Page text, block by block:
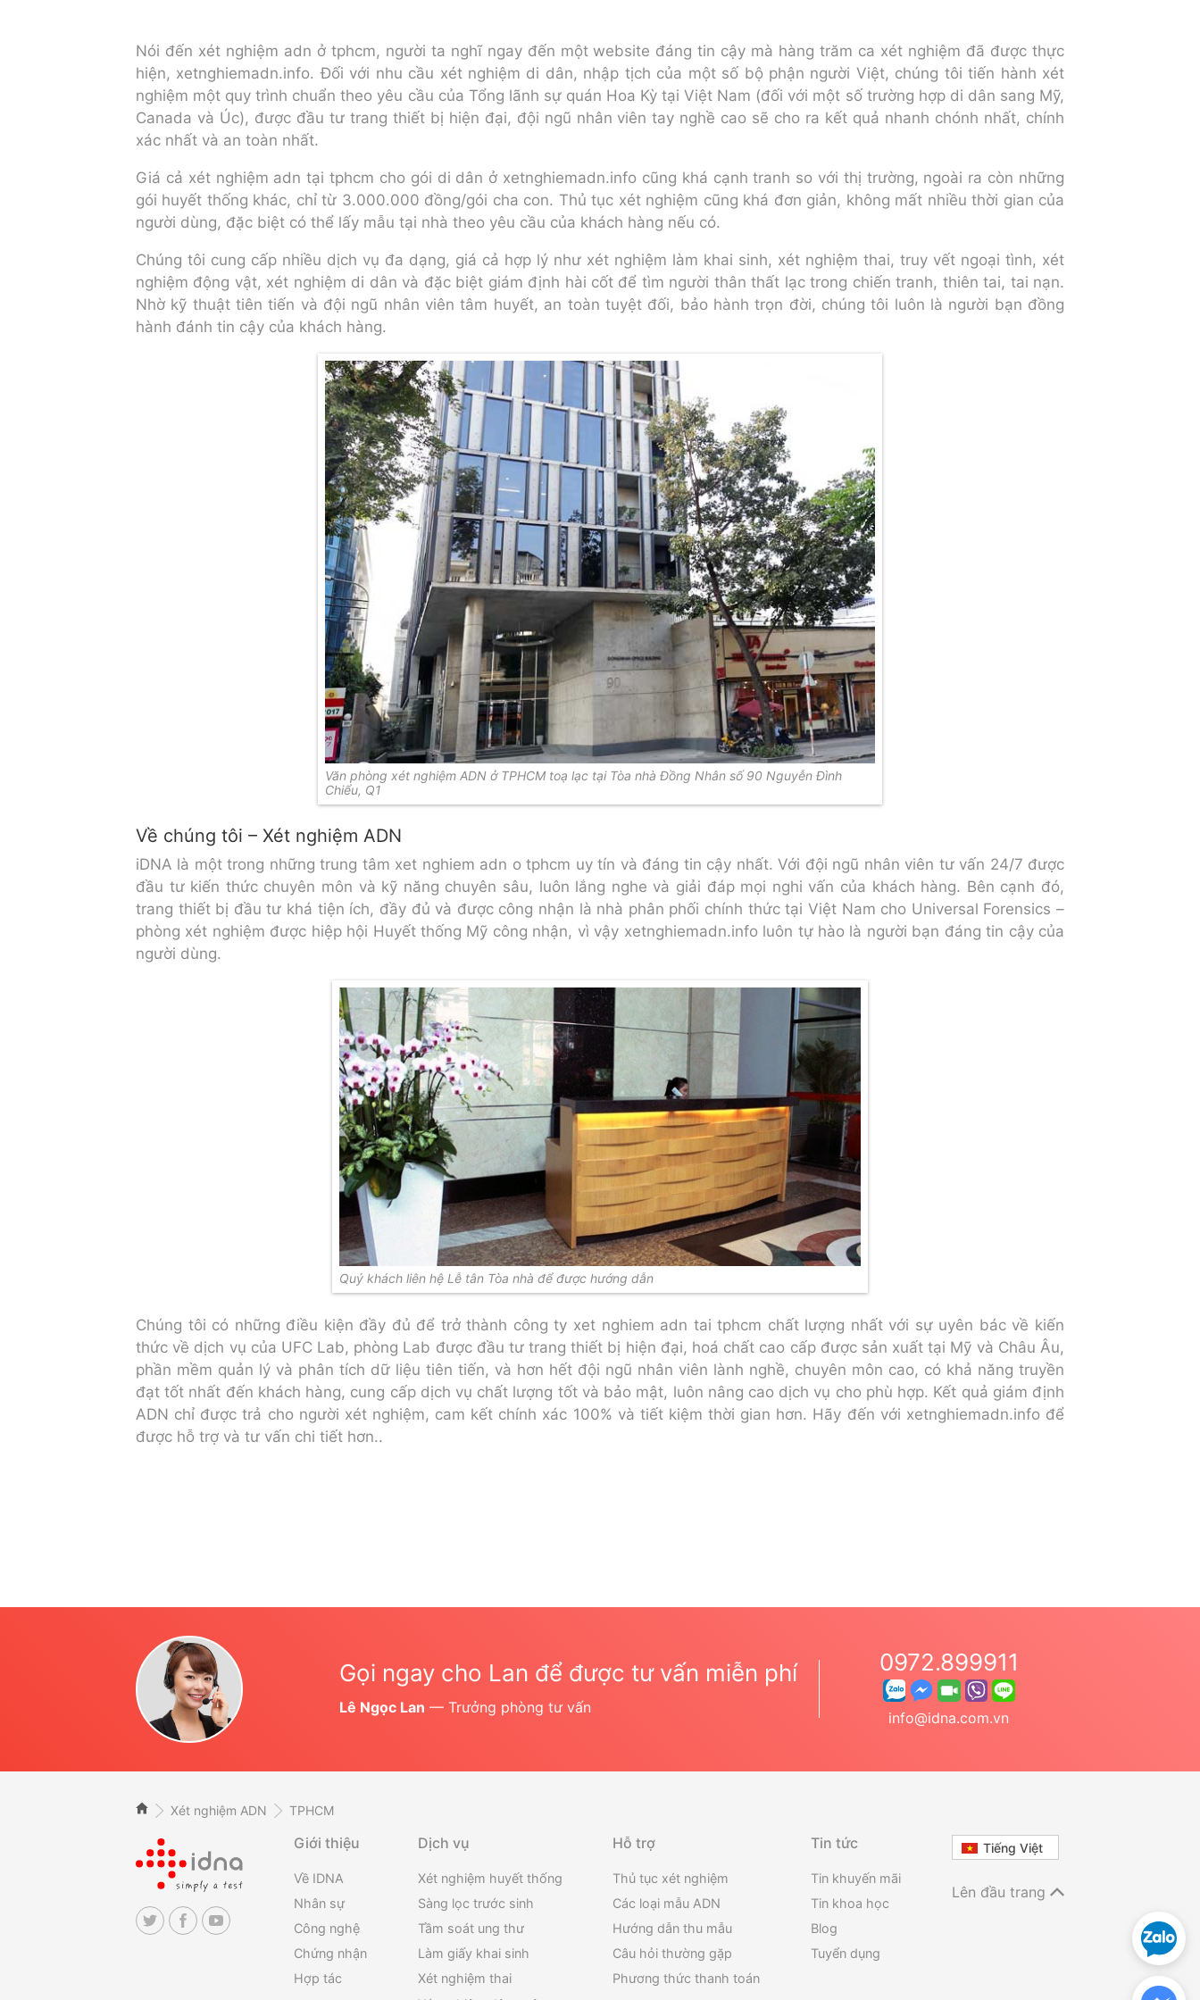
Nói đến xét nghiệm adn ở tphcm, người ta nghĩ ngay đến một website đáng tin cậy mà hàng trăm ca xét nghiệm đã được thực
hiện, xetnghiemadn.info. Đối với nhu cầu xét nghiệm di dân, nhập tịch của một số bộ phận người Việt, chúng tôi tiến hành xét
nghiệm một quy trình chuẩn theo yêu cầu của Tổng lãnh sự quán Hoa Kỳ tại Việt Nam (đối với một số trường hợp di dân sang Mỹ,
Canada và Úc), được đầu tư trang thiết bị hiện đại, đội ngũ nhân viên tay nghề cao sẽ cho ra kết quả nhanh chónh nhất, chính
xác nhất và an toàn nhất.
Giá cả xét nghiệm adn tại tphcm cho gói di dân ở xetnghiemadn.info cũng khá cạnh tranh so với thị trường, ngoài ra còn những
gói huyết thống khác, chỉ từ 3.000.000 đồng/gói cha con. Thủ tục xét nghiệm cũng khá đơn giản, không mất nhiều thời gian của
người dùng, đặc biệt có thể lấy mẫu tại nhà theo yêu cầu của khách hàng nếu có.
Chúng tôi cung cấp nhiều dịch vụ đa dạng, giá cả hợp lý như xét nghiệm làm khai sinh, xét nghiệm thai, truy vết ngoại tình, xét
nghiệm động vật, xét nghiệm di dân và đặc biệt giám định hài cốt để tìm người thân thất lạc trong chiến tranh, thiên tai, tai nạn.
Nhờ kỹ thuật tiên tiến và đội ngũ nhân viên tâm huyết, an toàn tuyệt đối, bảo hành trọn đời, chúng tôi luôn là người bạn đồng
hành đánh tin cậy của khách hàng.
Văn phòng xét nghiệm ADN ở TPHCM toạ lạc tại Tòa nhà Đồng Nhân số 90 Nguyễn Đình
Chiểu, Q1
Về chúng tôi – Xét nghiệm ADN
iDNA là một trong những trung tâm xet nghiem adn o tphcm uy tín và đáng tin cậy nhất. Với đội ngũ nhân viên tư vấn 24/7 được
đầu tư kiến thức chuyên môn và kỹ năng chuyên sâu, luôn lắng nghe và giải đáp mọi nghi vấn của khách hàng. Bên cạnh đó,
trang thiết bị đầu tư khá tiện ích, đầy đủ và được công nhận là nhà phân phối chính thức tại Việt Nam cho Universal Forensics –
phòng xét nghiệm được hiệp hội Huyết thống Mỹ công nhận, vì vậy xetnghiemadn.info luôn tự hào là người bạn đáng tin cậy của
người dùng.
Quý khách liên hệ Lễ tân Tòa nhà để được hướng dẫn
Chúng tôi có những điều kiện đầy đủ để trở thành công ty xet nghiem adn tai tphcm chất lượng nhất với sự uyên bác về kiến
thức về dịch vụ của UFC Lab, phòng Lab được đầu tư trang thiết bị hiện đại, hoá chất cao cấp được sản xuất tại Mỹ và Châu Âu,
phần mềm quản lý và phân tích dữ liệu tiên tiến, và hơn hết đội ngũ nhân viên lành nghề, chuyên môn cao, có khả năng truyền
đạt tốt nhất đến khách hàng, cung cấp dịch vụ chất lượng tốt và bảo mật, luôn nâng cao dịch vụ cho phù hợp. Kết quả giám định
ADN chỉ được trả cho người xét nghiệm, cam kết chính xác 100% và tiết kiệm thời gian hơn. Hãy đến với xetnghiemadn.info để
được hỗ trợ và tư vấn chi tiết hơn..
Gọi ngay cho Lan để được tư vấn miễn phí
Lê Ngọc Lan — Trưởng phòng tư vấn
0972.899911
info@idna.com.vn
Xét nghiệm ADN TPHCM
Giới thiệu
Về IDNA
Nhân sự
Công nghệ
Chứng nhận
Hợp tác
Dịch vụ
Xét nghiệm huyết thống
Sàng lọc trước sinh
Tầm soát ung thư
Làm giấy khai sinh
Xét nghiệm thai
Hỗ trợ
Thủ tục xét nghiệm
Các loại mẫu ADN
Hướng dẫn thu mẫu
Câu hỏi thường gặp
Phương thức thanh toán
Tin tức
Tin khuyến mãi
Tin khoa học
Blog
Tuyển dụng
Tiếng Việt
Lên đầu trang